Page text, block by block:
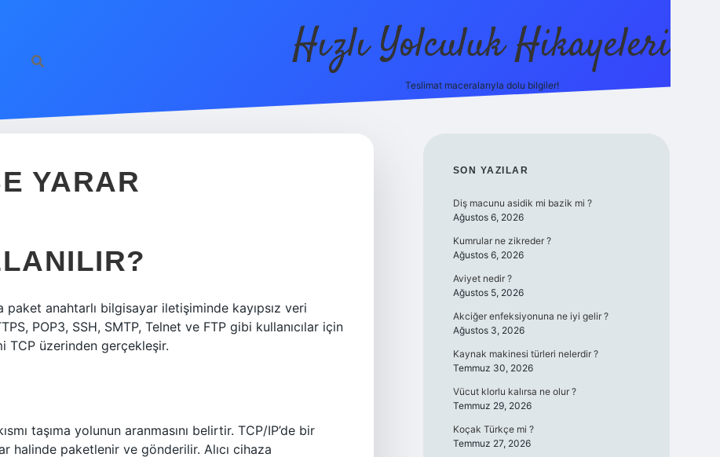
Hızlı Yolculuk Hikayeleri
Teslimat maceralarıyla dolu bilgiler!
YARAR
anahtarlı bilgisayar iletişiminde kayıpsız veri
POP3, SSH, SMTP, Telnet ve FTP gibi kullanıcılar için
TCP üzerinden gerçekleşir.
taşıma yolunun aranmasını belirtir. TCP/IP’de bir
halinde paketlenir ve gönderilir. Alıcı cihaza
SIDEBAR
SON YAZILAR
Diş macunu asidik mi bazik mi ?
Ağustos 6, 2026
Kumrular ne zikreder ?
Ağustos 6, 2026
Aviyet nedir ?
Ağustos 5, 2026
Akciğer enfeksiyonuna ne iyi gelir ?
Ağustos 3, 2026
Kaynak makinesi türleri nelerdir ?
Temmuz 30, 2026
Vücut klorlu kalırsa ne olur ?
Temmuz 29, 2026
Koçak Türkçe mi ?
Temmuz 27, 2026